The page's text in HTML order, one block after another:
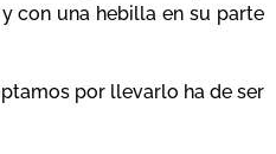
con una hebilla en su parte
por llevarlo ha de ser